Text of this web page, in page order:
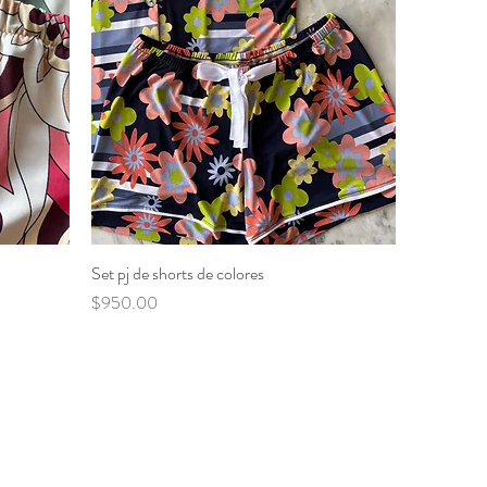
Vista rápida
Set pj de shorts de colores
Precio
$950.00